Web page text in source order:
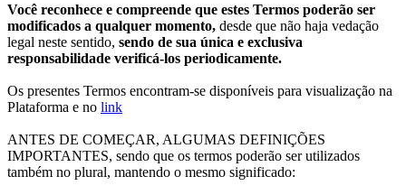
Você reconhece e compreende que estes Termos poderão ser
modificados a qualquer momento, desde que não haja vedação
legal neste sentido, sendo de sua única e exclusiva
responsabilidade verificá-los periodicamente.
Os presentes Termos encontram-se disponíveis para visualização na
Plataforma e no link
ANTES DE COMEÇAR, ALGUMAS DEFINIÇÕES
IMPORTANTES, sendo que os termos poderão ser utilizados
também no plural, mantendo o mesmo significado: